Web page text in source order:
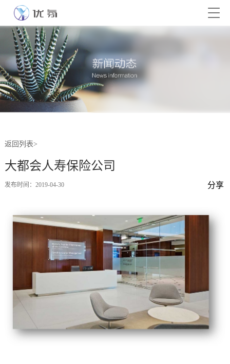
返回列表>
大都会人寿保险公司
发布时间：2019-04-30 分享